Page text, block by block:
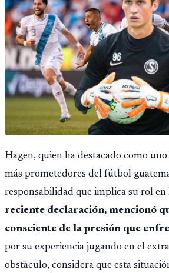
Hagen, quien ha destacado como
más prometedores del fútbol
responsabilidad que implica su rol en
reciente declaración, mencionó
consciente de la presión que
por su experiencia jugando en el
obstáculo, considera que esta